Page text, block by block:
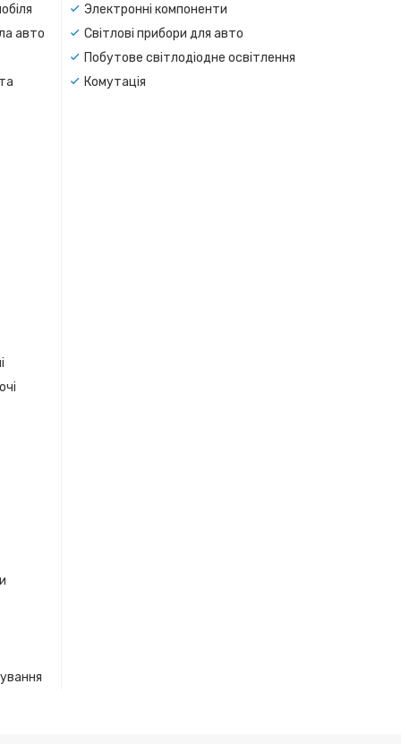
авто
Электронні компоненти
Світлові прибори для авто
Побутове світлодіодне освітлення
Комутація